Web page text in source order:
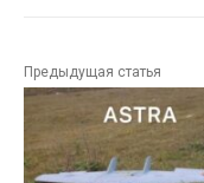
Предыдущая статья